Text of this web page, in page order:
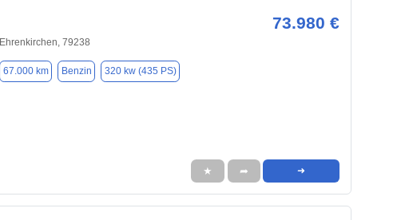
73.980 €
Ehrenkirchen, 79238
67.000 km Benzin 320 kw (435 PS)
★ ➦ ➜